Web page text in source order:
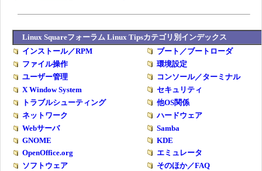
Linux Squareフォーラム Linux Tipsカテゴリ別インデックス
インストール／RPM
ブート／ブートローダ
ファイル操作
環境設定
ユーザー管理
コンソール／ターミナル
X Window System
セキュリティ
トラブルシューティング
他OS関係
ネットワーク
ハードウェア
Webサーバ
Samba
GNOME
KDE
OpenOffice.org
エミュレータ
ソフトウェア
そのほか／FAQ